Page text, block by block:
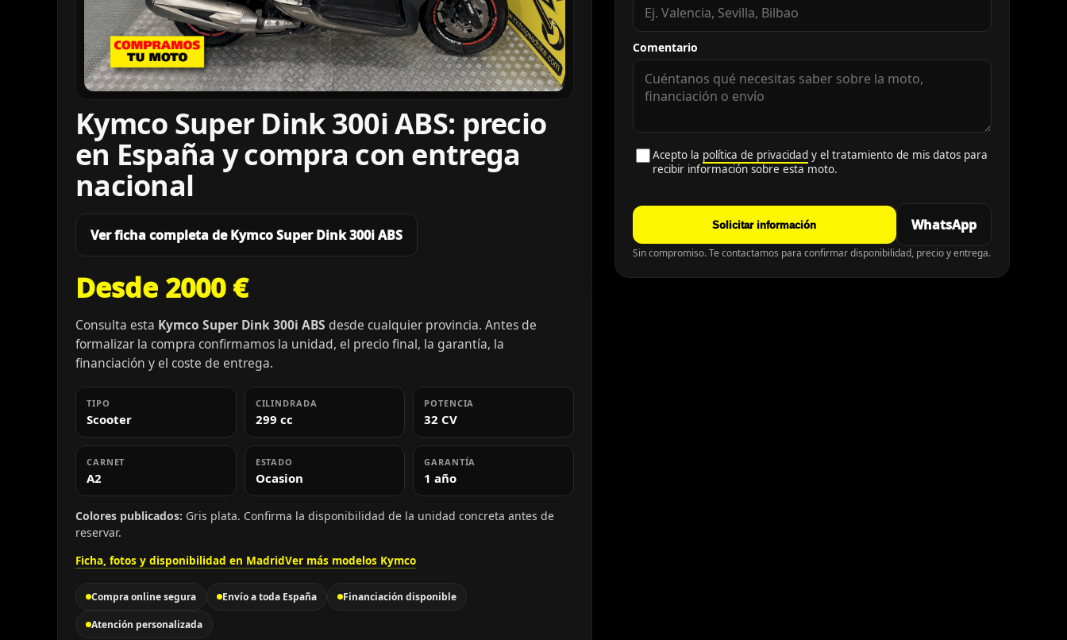
Kymco Super Dink 300i ABS: precio
en España y compra con entrega
nacional
Ver ficha completa de Kymco Super Dink 300i ABS
Desde 2000 €
Consulta esta Kymco Super Dink 300i ABS desde cualquier provincia. Antes de
formalizar la compra confirmamos la unidad, el precio final, la garantía, la
financiación y el coste de entrega.
TIPO
Scooter
CILINDRADA
299 cc
POTENCIA
32 CV
CARNET
A2
ESTADO
Ocasion
GARANTÍA
1 año
Colores publicados: Gris plata. Confirma la disponibilidad de la unidad concreta antes de
reservar.
Ficha, fotos y disponibilidad en MadridVer más modelos Kymco
Compra online segura Envío a toda España Financiación disponible
Atención personalizada
Comentario
Acepto la política de privacidady el tratamiento de mis datos para
recibir información sobre esta moto.
Solicitar información WhatsApp
Sin compromiso. Te contactamos para confirmar disponibilidad, precio y entrega.